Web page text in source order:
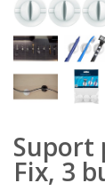
Suport
Fix, 3